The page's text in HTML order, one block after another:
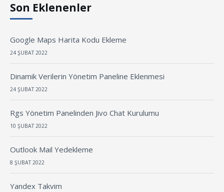
Son Eklenenler
Google Maps Harita Kodu Ekleme
24 ŞUBAT 2022
Dinamik Verilerin Yönetim Paneline Eklenmesi
24 ŞUBAT 2022
Rgs Yönetim Panelinden Jivo Chat Kurulumu
10 ŞUBAT 2022
Outlook Mail Yedekleme
8 ŞUBAT 2022
Yandex Takvim